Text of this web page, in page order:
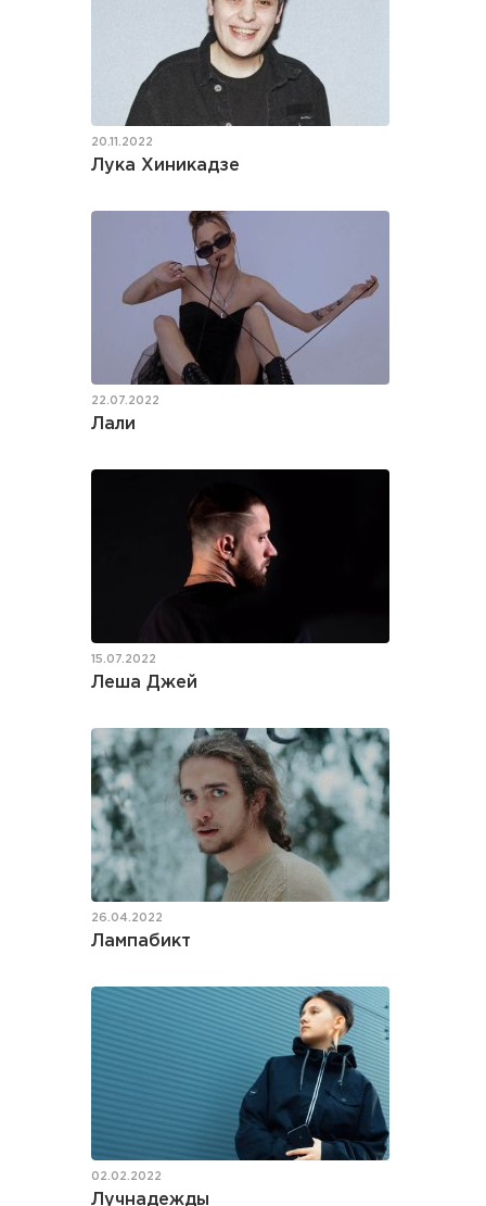
20.11.2022
Лука Хиникадзе
22.07.2022
Лали
15.07.2022
Леша Джей
26.04.2022
Лампабикт
02.02.2022
Лучнадежды